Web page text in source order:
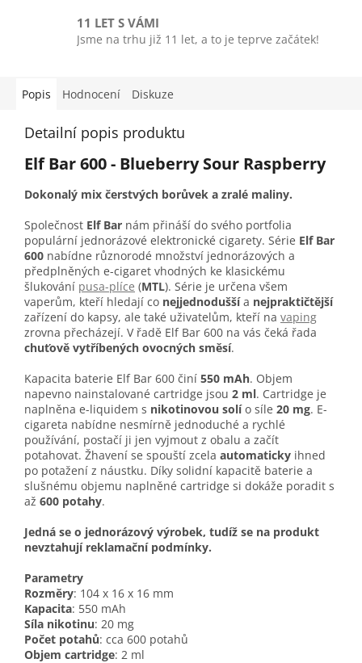
11 LET S VÁMI
Jsme na trhu již 11 let, a to je teprve začátek!
Popis Hodnocení Diskuze
Detailní popis produktu
Elf Bar 600 - Blueberry Sour Raspberry
Dokonalý mix čerstvých borůvek a zralé maliny.
Společnost Elf Bar nám přináší do svého portfolia
populární jednorázové elektronické cigarety. Série Elf Bar
600 nabídne různorodé množství jednorázových a
předplněných e-cigaret vhodných ke klasickému
šlukování pusa-plíce (MTL). Série je určena všem
vaperům, kteří hledají co nejjednoduššía nejpraktičtější
zařízení do kapsy, ale také uživatelům, kteří na vaping
zrovna přecházejí. V řadě Elf Bar 600 na vás čeká řada
chuťově vytříbených ovocných směsí.
Kapacita baterie Elf Bar 600 činí 550 mAh. Objem
napevno nainstalované cartridge jsou 2 ml. Cartridge je
naplněna e-liquidem s nikotinovou solío síle 20 mg. E-
cigareta nabídne nesmírně jednoduché a rychlé
používání, postačí ji jen vyjmout z obalu a začít
potahovat. Žhavení se spouští zcela automaticky ihned
po potažení z náustku. Díky solidní kapacitě baterie a
slušnému objemu naplněné cartridge si dokáže poradit s
až 600 potahy.
Jedná se o jednorázový výrobek, tudíž se na produkt
nevztahují reklamační podmínky.
Parametry
Rozměry: 104 x 16 x 16 mm
Kapacita: 550 mAh
Síla nikotinu: 20 mg
Počet potahů: cca 600 potahů
Objem cartridge: 2 ml